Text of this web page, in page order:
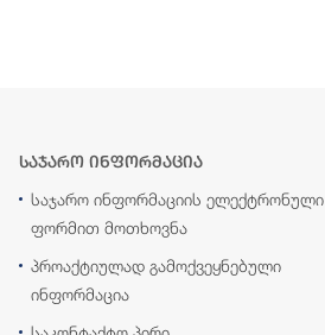
საჯარო ინფორმაცია
საჯარო ინფორმაციის ელექტრონული
ფორმით მოთხოვნა
პროაქტიულად გამოქვეყნებული
ინფორმაცია